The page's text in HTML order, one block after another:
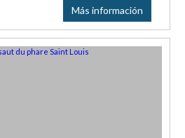
Más información